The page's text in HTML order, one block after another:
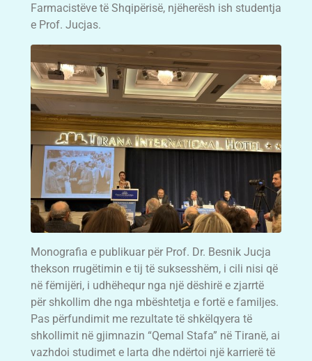
Farmacistëve të Shqipërisë, njëherësh ish studentja
e Prof. Jucjas.
Monografia e publikuar për Prof. Dr. Besnik Jucja
thekson rrugëtimin e tij të suksesshëm, i cili nisi që
në fëmijëri, i udhëhequr nga një dëshirë e zjarrtë
për shkollim dhe nga mbështetja e fortë e familjes.
Pas përfundimit me rezultate të shkëlqyera të
shkollimit në gjimnazin “Qemal Stafa” në Tiranë, ai
vazhdoi studimet e larta dhe ndërtoi një karrierë të